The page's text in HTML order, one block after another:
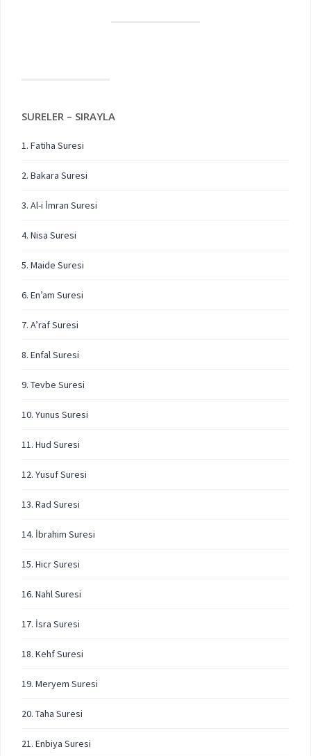
SURELER – SIRAYLA
1. Fatiha Suresi
2. Bakara Suresi
3. Al-i İmran Suresi
4. Nisa Suresi
5. Maide Suresi
6. En’am Suresi
7. A’raf Suresi
8. Enfal Suresi
9. Tevbe Suresi
10. Yunus Suresi
11. Hud Suresi
12. Yusuf Suresi
13. Rad Suresi
14. İbrahim Suresi
15. Hicr Suresi
16. Nahl Suresi
17. İsra Suresi
18. Kehf Suresi
19. Meryem Suresi
20. Taha Suresi
21. Enbiya Suresi